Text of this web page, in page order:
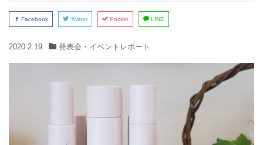
Facebook Twitter Pocket LINE
2020.2.19 発表会・イベントレポート